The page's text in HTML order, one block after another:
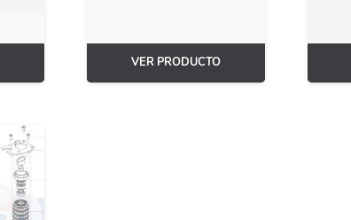
VER PRODUCTO